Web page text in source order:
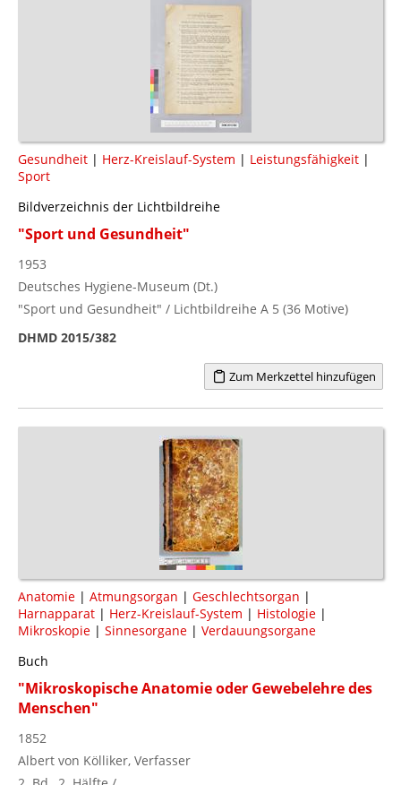
Gesundheit | Herz-Kreislauf-System | Leistungsfähigkeit |
Sport
Bildverzeichnis der Lichtbildreihe
"Sport und Gesundheit"
1953
Deutsches Hygiene-Museum (Dt.)
"Sport und Gesundheit" / Lichtbildreihe A 5 (36 Motive)
DHMD 2015/382
Zum Merkzettel hinzufügen
Anatomie | Atmungsorgan | Geschlechtsorgan |
Harnapparat | Herz-Kreislauf-System | Histologie |
Mikroskopie | Sinnesorgane | Verdauungsorgane
Buch
"Mikroskopische Anatomie oder Gewebelehre des
Menschen"
1852
Albert von Kölliker, Verfasser